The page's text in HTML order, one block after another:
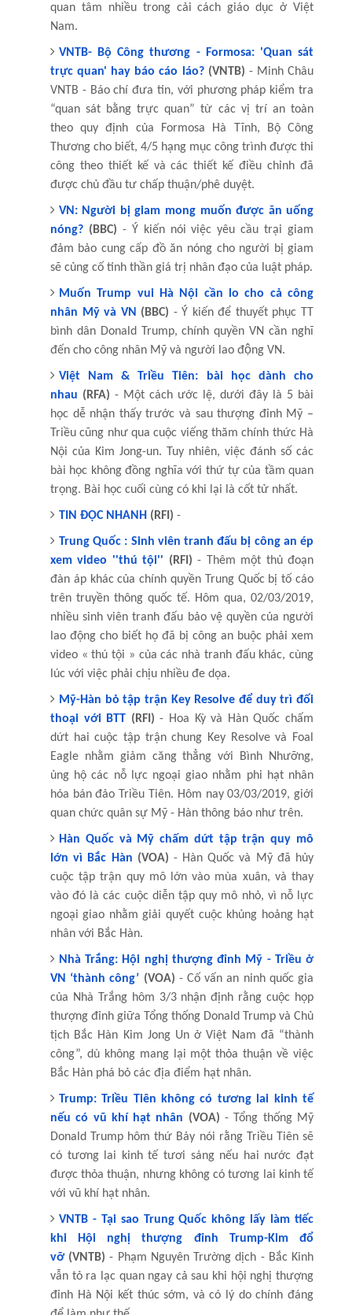
quan tâm nhiều trong cải cách giáo dục ở Việt
Nam.
VNTB- Bộ Công thương - Formosa: 'Quan sát
trực quan' hay báo cáo láo?(VNTB) - Minh Châu
VNTB - Báo chí đưa tin, với phương pháp kiểm tra
“quan sát bằng trực quan” từ các vị trí an toàn
theo quy định của Formosa Hà Tĩnh, Bộ Công
Thương cho biết, 4/5 hạng mục công trình được thi
công theo thiết kế và các thiết kế điều chỉnh đã
được chủ đầu tư chấp thuận/phê duyệt.
VN: Người bị giam mong muốn được ăn uống
nóng?(BBC) - Ý kiến nói việc yêu cầu trại giam
đảm bảo cung cấp đồ ăn nóng cho người bị giam
sẽ củng cố tinh thần giá trị nhân đạo của luật pháp.
Muốn Trump vui Hà Nội cần lo cho cả công
nhân Mỹ và VN (BBC) - Ý kiến để thuyết phục TT
bình dân Donald Trump, chính quyền VN cần nghĩ
đến cho công nhân Mỹ và người lao động VN.
Việt Nam & Triều Tiên: bài học dành cho
nhau (RFA) - Một cách ước lệ, dưới đây là 5 bài
học dễ nhận thấy trước và sau thượng đỉnh Mỹ –
Triều cũng như qua cuộc viếng thăm chính thức Hà
Nội của Kim Jong-un. Tuy nhiên, việc đánh số các
bài học không đồng nghĩa với thứ tự của tầm quan
trọng. Bài học cuối cùng có khi lại là cốt tử nhất.
TIN ĐỌC NHANH (RFI) -
Trung Quốc : Sinh viên tranh đấu bị công an ép
xem video ''thú tội'' (RFI)- Thêm một thủ đoạn
đàn áp khác của chính quyền Trung Quốc bị tố cáo
trên truyền thông quốc tế. Hôm qua, 02/03/2019,
nhiều sinh viên tranh đấu bảo vệ quyền của người
lao động cho biết họ đã bị công an buộc phải xem
video « thú tội » của các nhà tranh đấu khác, cùng
lúc với việc phải chịu nhiều đe dọa.
Mỹ-Hàn bỏ tập trận Key Resolve để duy trì đối
thoại với BTT (RFI)- Hoa Kỳ và Hàn Quốc chấm
dứt hai cuộc tập trận chung Key Resolve và Foal
Eagle nhằm giảm căng thẳng với Bình Nhưỡng,
ủng hộ các nỗ lực ngoại giao nhằm phi hạt nhân
hóa bán đảo Triều Tiên. Hôm nay 03/03/2019, giới
quan chức quân sự Mỹ - Hàn thông báo như trên.
Hàn Quốc và Mỹ chấm dứt tập trận quy mô
lớn vì Bắc Hàn (VOA) - Hàn Quốc và Mỹ đã hủy
cuộc tập trận quy mô lớn vào mùa xuân, và thay
vào đó là các cuộc diễn tập quy mô nhỏ, vì nỗ lực
ngoại giao nhằm giải quyết cuộc khủng hoảng hạt
nhân với Bắc Hàn.
Nhà Trắng: Hội nghị thượng đỉnh Mỹ - Triều ở
VN ‘thành công’ (VOA) - Cố vấn an ninh quốc gia
của Nhà Trắng hôm 3/3 nhận định rằng cuộc họp
thượng đỉnh giữa Tổng thống Donald Trump và Chủ
tịch Bắc Hàn Kim Jong Un ở Việt Nam đã “thành
công”, dù không mang lại một thỏa thuận về việc
Bắc Hàn phá bỏ các địa điểm hạt nhân.
Trump: Triều Tiên không có tương lai kinh tế
nếu có vũ khí hạt nhân (VOA)- Tổng thống Mỹ
Donald Trump hôm thứ Bảy nói rằng Triều Tiên sẽ
có tương lai kinh tế tươi sáng nếu hai nước đạt
được thỏa thuận, nhưng không có tương lai kinh tế
với vũ khí hạt nhân.
VNTB - Tại sao Trung Quốc không lấy làm tiếc
khi Hội nghị thượng đỉnh Trump-Kim đổ
vỡ(VNTB) - Phạm Nguyên Trường dịch - Bắc Kinh
vẫn tỏ ra lạc quan ngay cả sau khi hội nghị thượng
đỉnh Hà Nội kết thúc sớm, và có lý do chính đáng